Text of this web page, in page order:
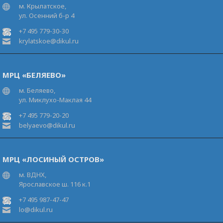
м. Крылатское,
ул. Осенний б-р 4
+7 495 779-30-30
krylatskoe@dikul.ru
МРЦ «БЕЛЯЕВО»
м. Беляево,
ул. Миклухо-Маклая 44
+7 495 779-20-20
belyaevo@dikul.ru
МРЦ «ЛОСИНЫЙ ОСТРОВ»
м. ВДНХ,
Ярославское ш. 116 к.1
+7 495 987-47-47
lo@dikul.ru